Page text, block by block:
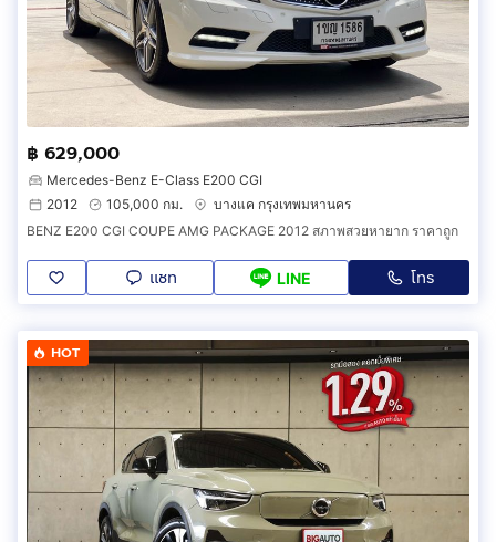
฿ 629,000
Mercedes-Benz E-Class E200 CGI
2012
105,000 กม.
บางแค กรุงเทพมหานคร
BENZ E200 CGI COUPE AMG PACKAGE 2012 สภาพสวยหายาก ราคาถูก
แชท LINE โทร
HOT